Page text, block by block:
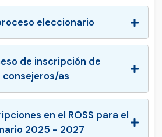
eleccionario
de inscripción de
as
en el ROSS para el
2025 - 2027